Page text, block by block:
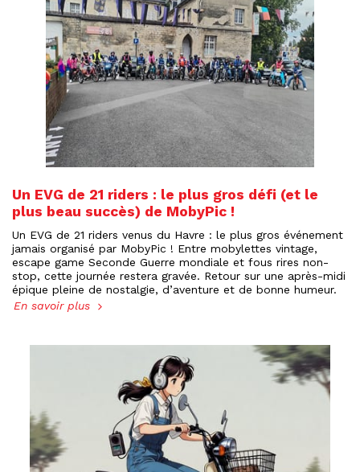
Un EVG de 21 riders : le plus gros défi (et le
plus beau succès) de MobyPic !
Un EVG de 21 riders venus du Havre : le plus gros événement
jamais organisé par MobyPic ! Entre mobylettes vintage,
escape game Seconde Guerre mondiale et fous rires non-
stop, cette journée restera gravée. Retour sur une après-midi
épique pleine de nostalgie, d’aventure et de bonne humeur.
En savoir plus